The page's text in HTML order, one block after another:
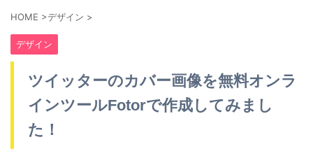
HOME >デザイン >
デザイン
ツイッターのカバー画像を無料オンラ
インツールFotorで作成してみまし
た！